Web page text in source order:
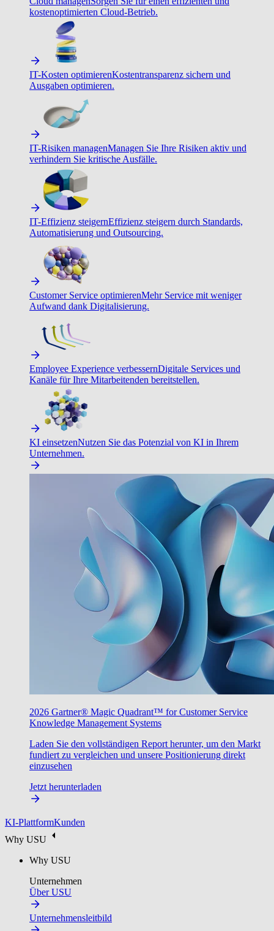
kostenoptimierten Cloud-Betrieb.
IT-Kosten optimierenKostentransparenz sichern und
Ausgaben optimieren.
IT-Risiken managenManagen Sie Ihre Risiken aktiv und
verhindern Sie kritische Ausfälle.
IT-Effizienz steigernEffizienz steigern durch Standards,
Automatisierung und Outsourcing.
Customer Service optimierenMehr Service mit weniger
Aufwand dank Digitalisierung.
Employee Experience verbessernDigitale Services und
Kanäle für Ihre Mitarbeitenden bereitstellen.
KI einsetzenNutzen Sie das Potenzial von KI in Ihrem
Unternehmen.
2026 Gartner® Magic Quadrant™ for Customer Service
Knowledge Management Systems
Laden Sie den vollständigen Report herunter, um den Markt
fundiert zu vergleichen und unsere Positionierung direkt
einzusehen
Jetzt herunterladen
KI-PlattformKunden
Why USU
Why USU
Unternehmen
Über USU
Unternehmensleitbild